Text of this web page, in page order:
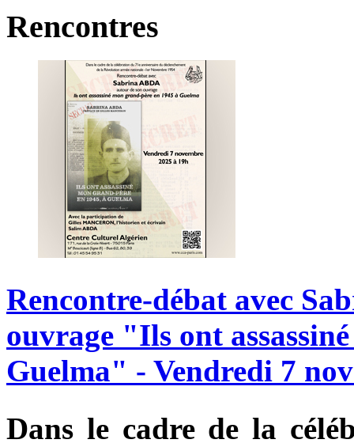
Rencontres
Rencontre-débat avec
ouvrage "Ils ont assassiné
Guelma" - Vendredi 7
Dans le cadre de la